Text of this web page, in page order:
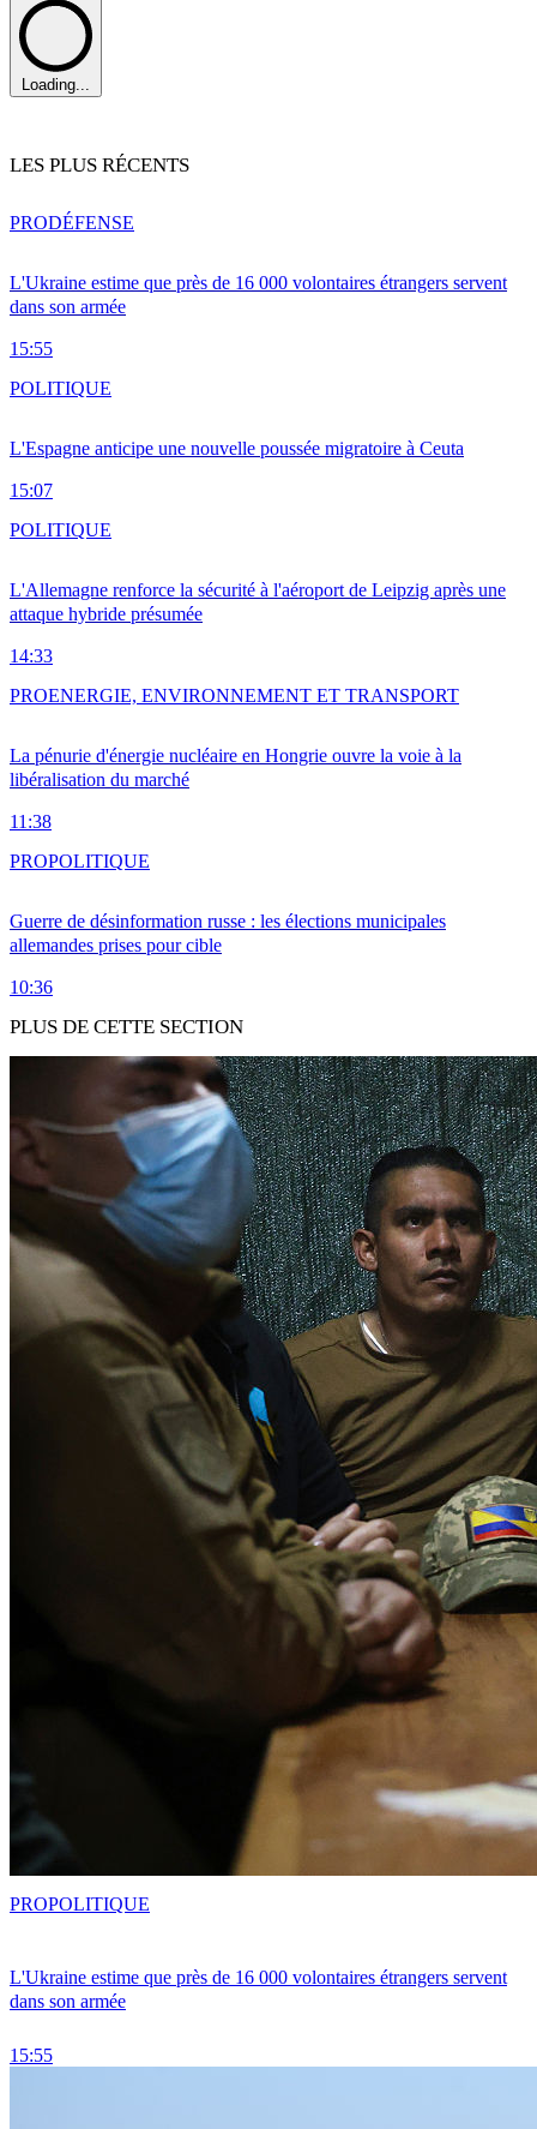
Loading...
LES PLUS RÉCENTS
L'Ukraine estime que près de 16 000 volontaires étrangers servent
dans son armée
15:55
PRODÉFENSE
L'Espagne anticipe une nouvelle poussée migratoire à Ceuta
15:07
POLITIQUE
L'Allemagne renforce la sécurité à l'aéroport de Leipzig après une
attaque hybride présumée
14:33
POLITIQUE
La pénurie d'énergie nucléaire en Hongrie ouvre la voie à la
libéralisation du marché
11:38
PROENERGIE, ENVIRONNEMENT ET TRANSPORT
Guerre de désinformation russe : les élections municipales
allemandes prises pour cible
10:36
PROPOLITIQUE
PLUS DE CETTE SECTION
L'Ukraine estime que près de 16 000 volontaires étrangers servent
dans son armée
15:55
PROPOLITIQUE